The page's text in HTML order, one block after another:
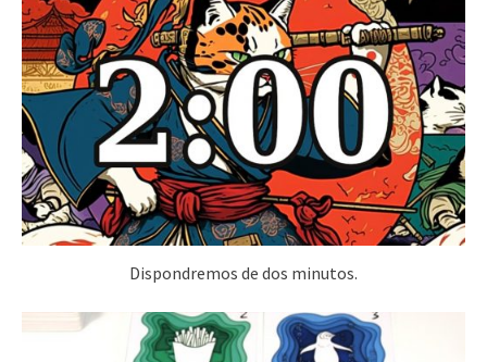
Dispondremos de dos minutos.